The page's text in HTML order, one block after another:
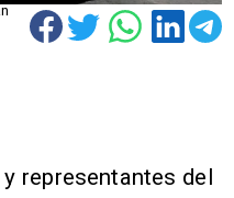
representantes del